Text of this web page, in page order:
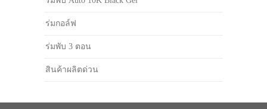
ร่มกอล์ฟ
ร่มพับ 3 ตอน
สินค้าผลิตด่วน